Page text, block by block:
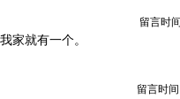
留言时
家就有一个。
留言时间